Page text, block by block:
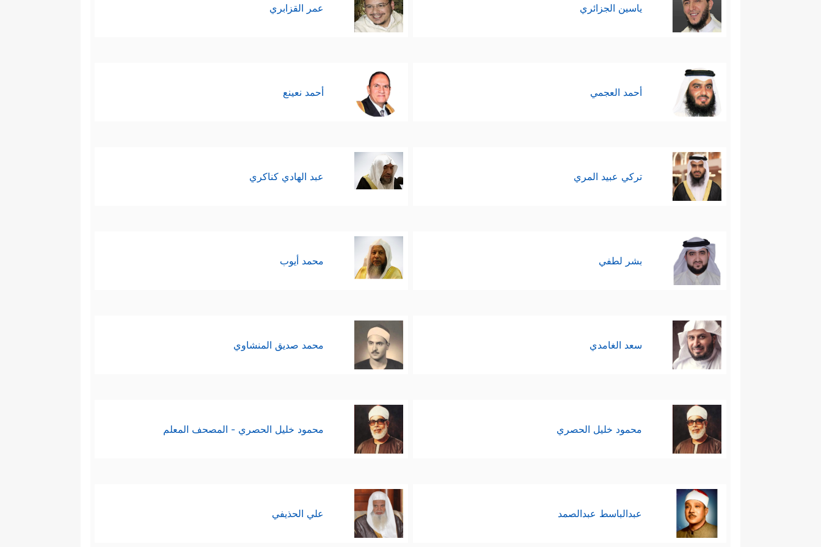
ياسين الجزائري عمر القزابري
أحمد العجمي أحمد نعينع
تركي عبيد المري عبد الهادي كناكري
بشر لطفي محمد أيوب
سعد الغامدي محمد صديق المنشاوي
محمود خليل الحصري محمود خليل الحصري - المصحف المعلم
عبدالباسط عبدالصمد علي الحذيفي